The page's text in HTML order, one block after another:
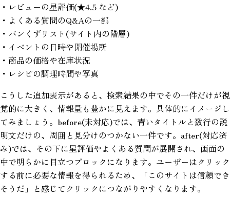
・レビューの星評価(★4.5 など)
・よくある質問のQ&Aの一部
・パンくずリスト(サイト内の階層)
・イベントの日時や開催場所
・商品の価格や在庫状況
・レシピの調理時間や写真
こうした追加表示があると、検索結果の中でその一件だけが視
覚的に大きく、情報量も豊かに見えます。具体的にイメージし
てみましょう。before(未対応)では、青いタイトルと数行の説
明文だけの、周囲と見分けのつかない一件です。after(対応済
み)では、その下に星評価やよくある質問が展開され、画面の
中で明らかに目立つブロックになります。ユーザーはクリック
する前に必要な情報を得られるため、「このサイトは信頼でき
そうだ」と感じてクリックにつながりやすくなります。